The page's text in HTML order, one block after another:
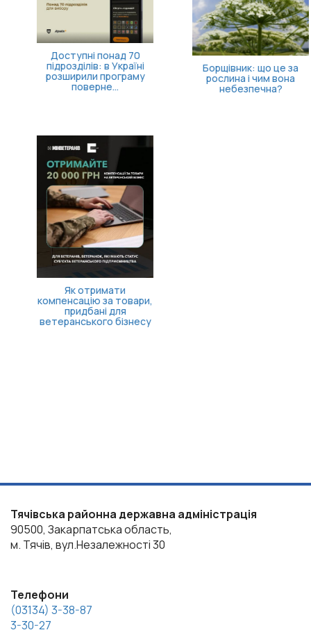
Доступні понад 70
підрозділів: в Україні
розширили програму
поверне...
Борщівник: що це за
рослина і чим вона
небезпечна?
Як отримати
компенсацію за товари,
придбані для
ветеранського бізнесу
Тячівська районна державна адміністрація
90500, Закарпатська область,
м. Тячів, вул.Незалежності 30
Телефони
(03134) 3-38-87
3-30-27